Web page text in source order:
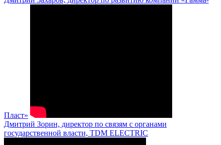
Пласт»
Дмитрий Зорин, директор по связям с органами
государственной власти, TDM ELECTRIC